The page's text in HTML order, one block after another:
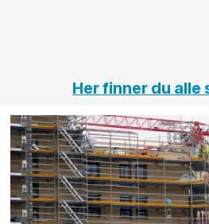
Her finner du alle